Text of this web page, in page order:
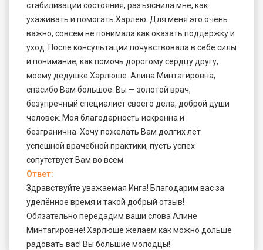
стабилизации состояния, разъяснила мне, как
ухаживать и помогать Харлею. Для меня это очень
важно, совсем не понимала как оказать поддержку и
уход. После консультации почувствовала в себе силы
и понимание, как помочь дорогому сердцу другу,
моему дедушке Харлюше. Алина Минтагировна,
спасибо Вам большое. Вы — золотой врач,
безупречный специалист своего дела, доброй души
человек. Моя благодарность искренна и
безгранична. Хочу пожелать Вам долгих лет
успешной врачебной практики, пусть успех
сопутствует Вам во всем.
Ответ:
Здравствуйте уважаемая Инга! Благодарим вас за
уделённое время и такой добрый отзыв!
Обязательно передадим ваши слова Алине
Минтагировне! Харлюше желаем как можно дольше
радовать вас! Вы большие молодцы!